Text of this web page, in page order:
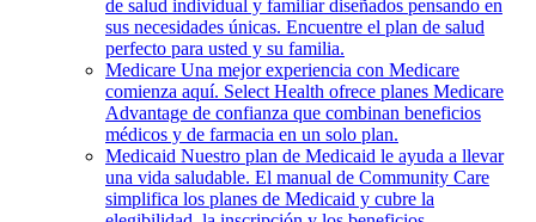
de salud individual y familiar diseñados pensando en
sus necesidades únicas. Encuentre el plan de salud
perfecto para usted y su familia.
Medicare Una mejor experiencia con Medicare
comienza aquí. Select Health ofrece planes Medicare
Advantage de confianza que combinan beneficios
médicos y de farmacia en un solo plan.
Medicaid Nuestro plan de Medicaid le ayuda a llevar
una vida saludable. El manual de Community Care
simplifica los planes de Medicaid y cubre la